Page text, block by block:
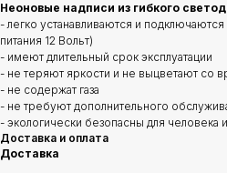
Неоновые надписи из гибкого
- легко устанавливаются и
питания 12 Вольт)
- имеют длительный срок эксплуатации
- не теряют яркости и не выцветают со
- не содержат газа
- не требуют дополнительного
- экологически безопасны для
Доставка и оплата
Доставка